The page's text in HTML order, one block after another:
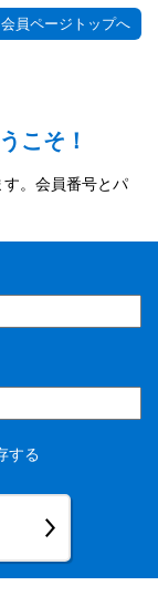
員ページトップへ
こそ！
。会員番号とパ
する